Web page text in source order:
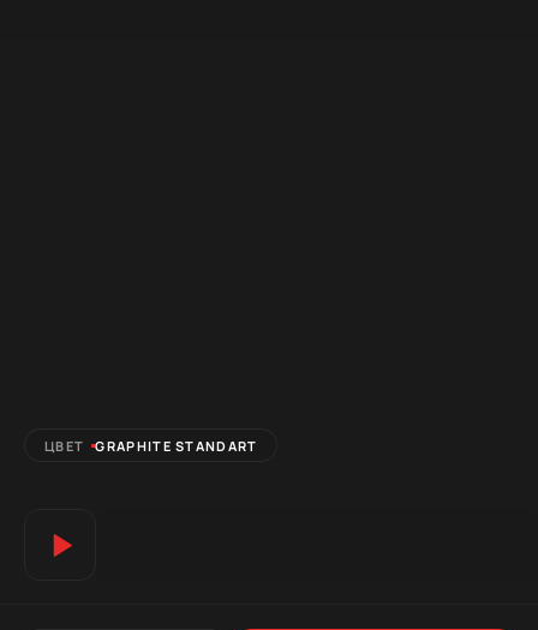
ЦВЕТ GRAPHITE STANDART